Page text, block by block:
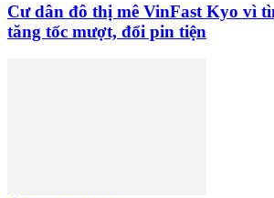
Cư dân đô thị mê VinFast Kyo vì
tăng tốc mượt, đổi pin tiện